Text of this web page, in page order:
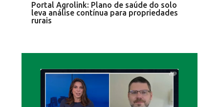
Portal Agrolink: Plano de saúde do solo
leva análise contínua para propriedades
rurais